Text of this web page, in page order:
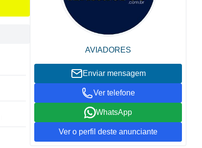
AVIADORES
Enviar mensagem
Ver telefone
WhatsApp
Ver o perfil deste anunciante